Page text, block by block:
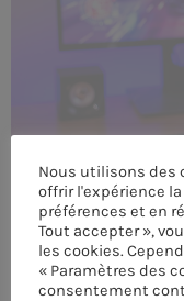
MUSIQUE
PRIVACY POLICY
CUSTOM PLAYER
RALIEZOT 92
Nous utilisons des
offrir l'expérience
préférences et en
Tout accepter »,
les cookies.
« Paramètres des
consentement